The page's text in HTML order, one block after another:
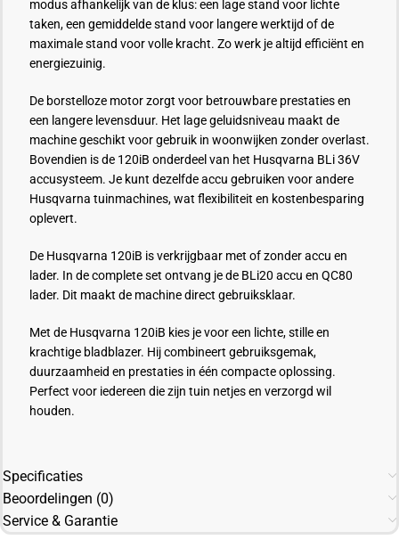
modus afhankelijk van de klus: een lage stand voor lichte
taken, een gemiddelde stand voor langere werktijd of de
maximale stand voor volle kracht. Zo werk je altijd efficiënt en
energiezuinig.
De borstelloze motor zorgt voor betrouwbare prestaties en
een langere levensduur. Het lage geluidsniveau maakt de
machine geschikt voor gebruik in woonwijken zonder overlast.
Bovendien is de 120iB onderdeel van het Husqvarna BLi 36V
accusysteem. Je kunt dezelfde accu gebruiken voor andere
Husqvarna tuinmachines, wat flexibiliteit en kostenbesparing
oplevert.
De Husqvarna 120iB is verkrijgbaar met of zonder accu en
lader. In de complete set ontvang je de BLi20 accu en QC80
lader. Dit maakt de machine direct gebruiksklaar.
Met de Husqvarna 120iB kies je voor een lichte, stille en
krachtige bladblazer. Hij combineert gebruiksgemak,
duurzaamheid en prestaties in één compacte oplossing.
Perfect voor iedereen die zijn tuin netjes en verzorgd wil
houden.
Specificaties
Beoordelingen (0)
Service & Garantie